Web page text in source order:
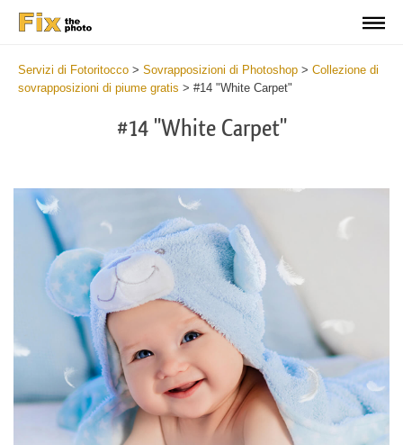
Servizi di Fotoritocco > Sovrapposizioni di Photoshop > Collezione di
sovrapposizioni di piume gratis > #14 "White Carpet"
#14 "White Carpet"
Si prega di Selezionare